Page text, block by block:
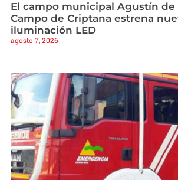
El campo municipal Agustín de
Campo de Criptana estrena
iluminación LED
agosto 7, 2026